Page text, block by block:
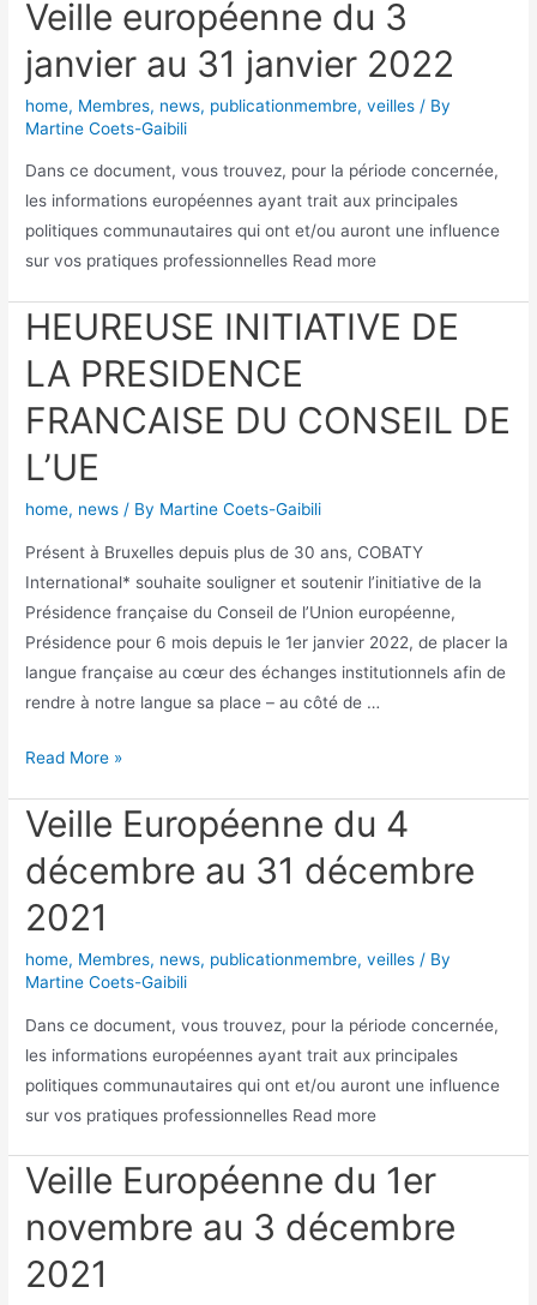
Veille européenne du 3
janvier au 31 janvier 2022
home, Membres, news, publicationmembre,veilles / By
Martine Coets-Gaibili
Dans ce document, vous trouvez, pour la période concernée,
les informations européennes ayant trait aux principales
politiques communautaires qui ont et/ou auront une influence
sur vos pratiques professionnelles Read more
HEUREUSE INITIATIVE DE
LA PRESIDENCE
FRANCAISE DU CONSEIL DE
L’UE
home, news / By Martine Coets-Gaibili
Présent à Bruxelles depuis plus de 30 ans, COBATY
International* souhaite souligner et soutenir l’initiative de la
Présidence française du Conseil de l’Union européenne,
Présidence pour 6 mois depuis le 1er janvier 2022, de placer la
langue française au cœur des échanges institutionnels afin de
rendre à notre langue sa place – au côté de …
Read More »
Veille Européenne du 4
décembre au 31 décembre
2021
home, Membres, news, publicationmembre,veilles / By
Martine Coets-Gaibili
Dans ce document, vous trouvez, pour la période concernée,
les informations européennes ayant trait aux principales
politiques communautaires qui ont et/ou auront une influence
sur vos pratiques professionnelles Read more
Veille Européenne du 1er
novembre au 3 décembre
2021